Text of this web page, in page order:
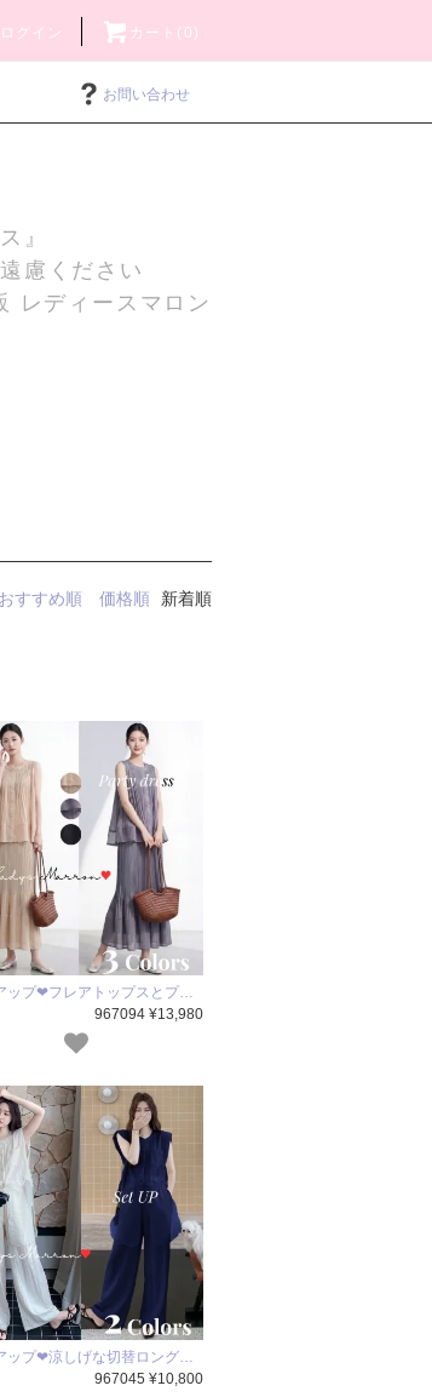
ログイン カート(0)
お問い合わせ
』
慮ください
レディースマロン
おすすめ順 価格順 新着順
ップ❤フレアトップスとプ…
967094 ¥13,980
ップ❤涼しげな切替ロング…
967045 ¥10,800